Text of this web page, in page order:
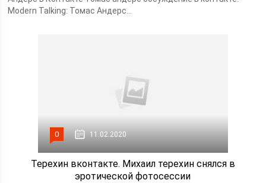
Modern Talking: Томас Андерс...
0 11.02.2020
Терехин вконтакте. Михаил терехин снялся в
эротической фотосессии